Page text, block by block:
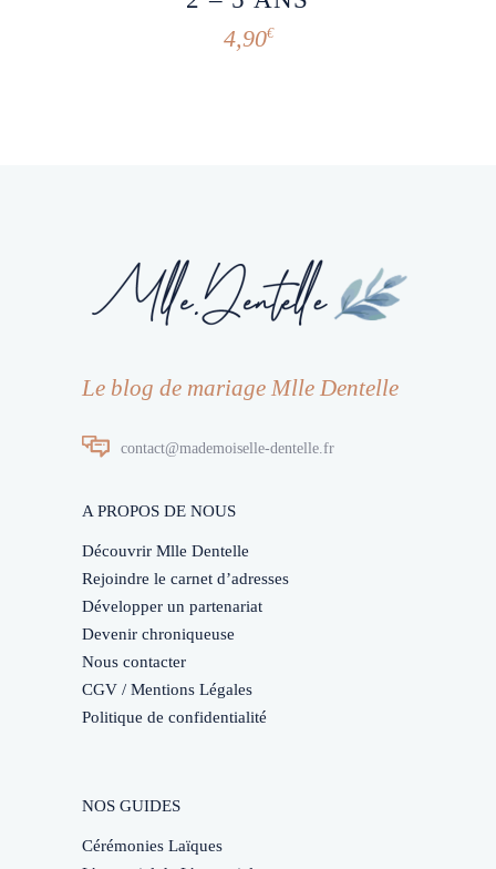
4,90€
Le blog de mariage Mlle Dentelle
contact@mademoiselle-dentelle.fr
A PROPOS DE NOUS
Découvrir Mlle Dentelle
Rejoindre le carnet d’adresses
Développer un partenariat
Devenir chroniqueuse
Nous contacter
CGV / Mentions Légales
Politique de confidentialité
NOS GUIDES
Cérémonies Laïques